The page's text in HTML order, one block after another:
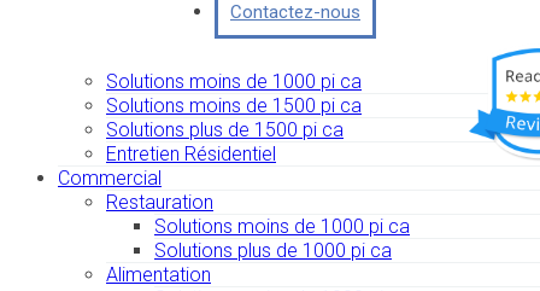
Contactez-nous
Solutions moins de 1000 pi ca
Solutions moins de 1500 pi ca
Solutions plus de 1500 pi ca
Entretien Résidentiel
Commercial
Restauration
Solutions moins de 1000 pi ca
Solutions plus de 1000 pi ca
Alimentation